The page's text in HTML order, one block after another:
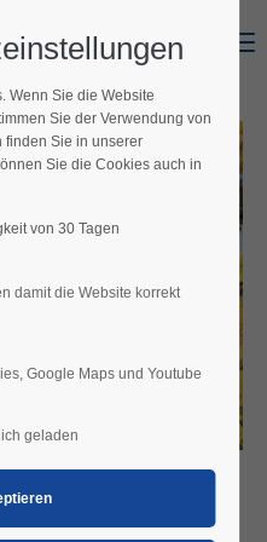
Menu
Wenn Sie die Website
Sie der Verwendung von
finden Sie in unserer
Sie die Cookies auch in
von 30 Tagen
damit die Website korrekt
Google Maps und Youtube
geladen